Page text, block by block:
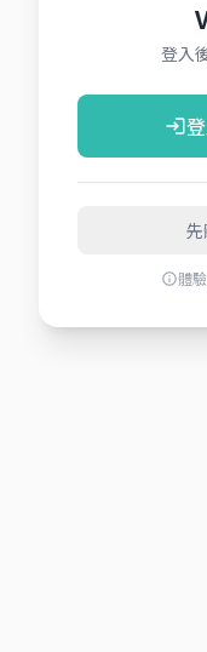
登入
login
先
info體